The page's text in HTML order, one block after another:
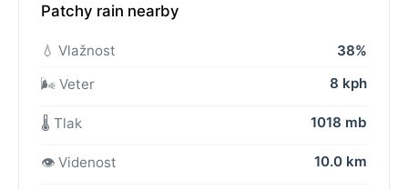
Patchy rain nearby
💧 Vlažnost
38%
🌬️ Veter
8 kph
🌡️ Tlak 1018 mb
👁️ Videnost 10.0 km